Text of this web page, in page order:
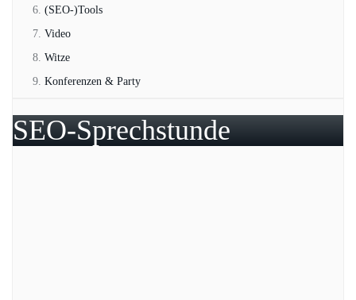
(SEO-)Tools
Video
Witze
Konferenzen & Party
SEO-Sprechstunde